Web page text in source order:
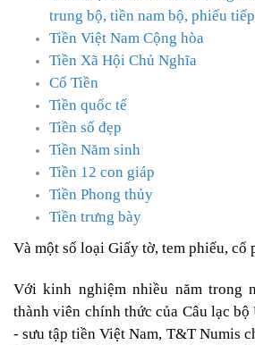
trung bộ, tiền nam bộ, phiếu
Tiền Việt Nam Cộng hòa
Tiền Xã Hội Chủ Nghĩa
Cổ Tiền
Tiền quốc tế
Tiền số đẹp
Tiền Năm sinh
Tiền 12 con giáp
Tiền Phong thủy
Tiền trưng bày
Và một số loại Giấy tờ, tem phiếu, cổ
Với kinh nghiệm nhiều năm trong
thành viên chính thức của Câu lạc bộ
- sưu tập tiền Việt Nam, T&T Numis